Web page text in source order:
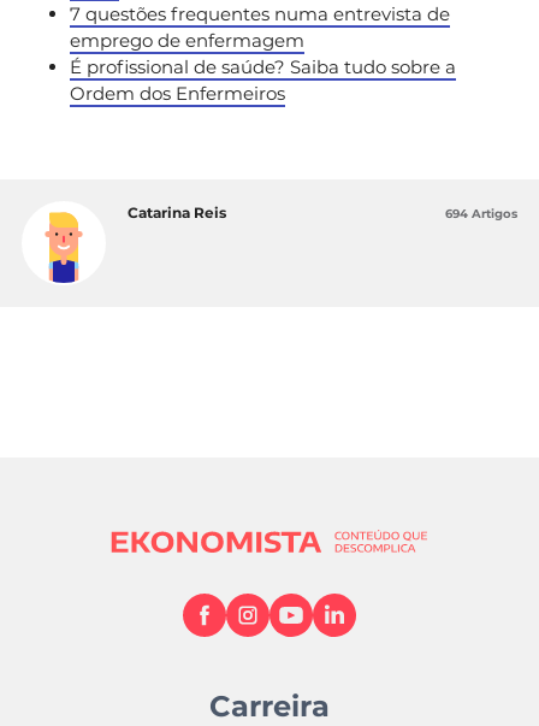
7 questões frequentes numa entrevista de
emprego de enfermagem
É profissional de saúde? Saiba tudo sobre a
Ordem dos Enfermeiros
Catarina Reis 694 Artigos
Carreira